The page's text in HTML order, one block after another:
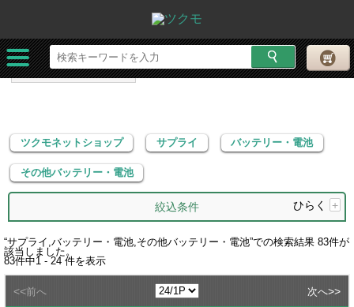
ツクモネットショップ サプライ
バッテリー・電池
その他バッテリー・電池
ツクモネットショップ サプライ バッテリー・電池
その他バッテリー・電池
絞込条件 ひらく +
“サプライ,バッテリー・電池,その他バッテリー・電池”での検索結果 83件が
該当しました。
83件中1 - 24 件を表示
<<前へ 次へ>>